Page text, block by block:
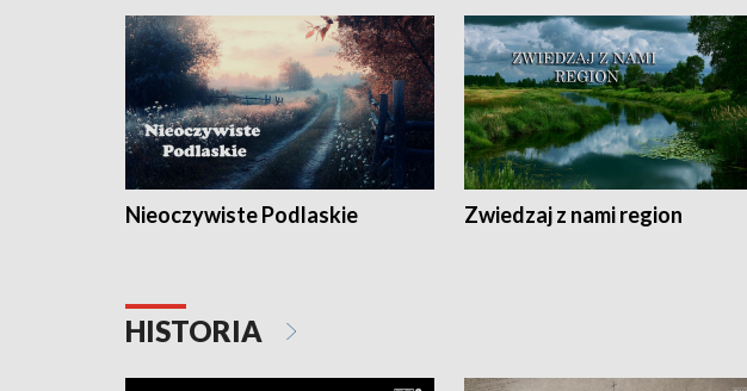
Nieoczywiste Podlaskie Zwiedzaj z nami region
HISTORIA